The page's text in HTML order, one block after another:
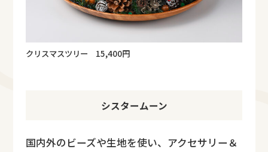
クリスマスツリー 15,400円
シスタームーン
国内外のビーズや生地を使い、アクセサリー＆